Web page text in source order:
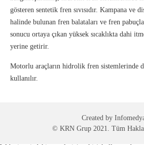
gösteren sentetik fren sıvısıdır. Kampana ve
halinde bulunan fren balataları ve fren
sonucu ortaya çıkan yüksek sıcaklıkta dahi
yerine getirir.
Motorlu araçların hidrolik fren sistemlerinde
kullanılır.
Created by
© KRN Grup 2021. Tüm